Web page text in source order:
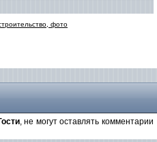
фото
, не могут оставлять комментарии